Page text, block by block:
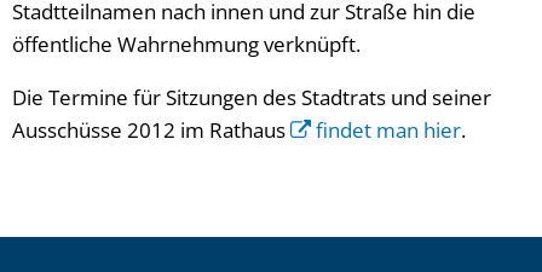
Stadtteilnamen nach innen und zur Straße hin die
öffentliche Wahrnehmung verknüpft.
Die Termine für Sitzungen des Stadtrats und seiner
Ausschüsse 2012 im Rathaus
findet man hier.